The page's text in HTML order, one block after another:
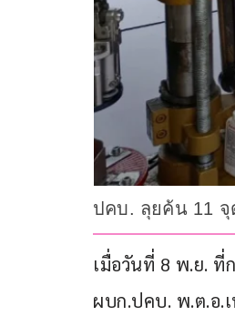
ปคบ. ลุยค้น 11 จุ
เมื่อวันที่ 8 พ.ย. ที่
ผบก.ปคบ. พ.ต.อ.